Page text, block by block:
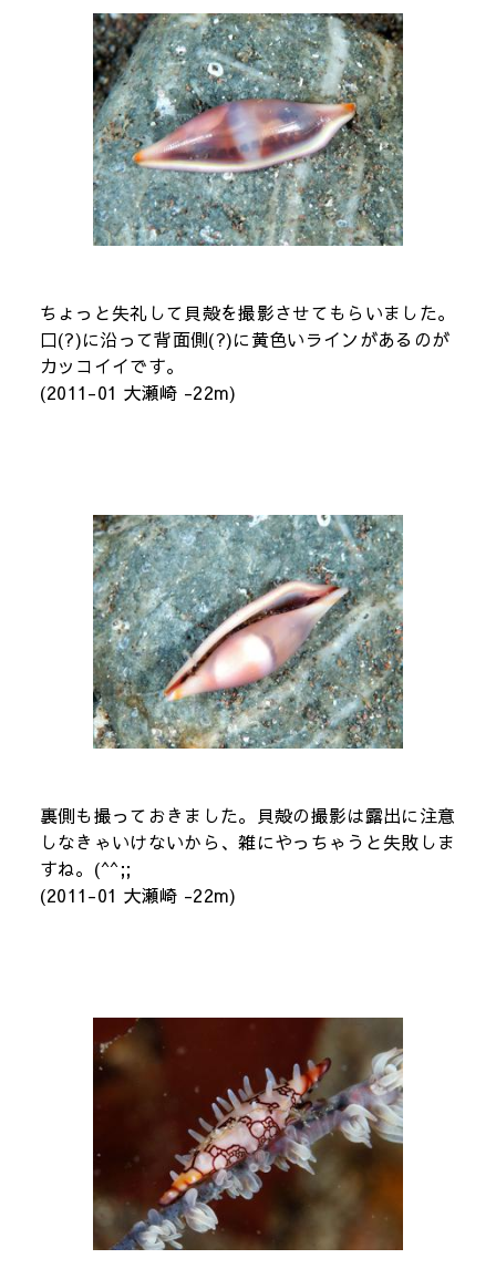
ちょっと失礼して貝殻を撮影させてもらいました。
口(?)に沿って背面側(?)に黄色いラインがあるのが
カッコイイです。
(2011-01 大瀬崎 -22m)
裏側も撮っておきました。貝殻の撮影は露出に注意
しなきゃいけないから、雑にやっちゃうと失敗しま
すね。(^^;;
(2011-01 大瀬崎 -22m)